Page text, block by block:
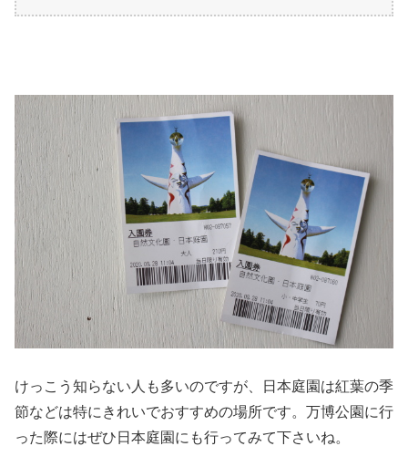
けっこう知らない人も多いのですが、日本庭園は紅葉の季
節などは特にきれいでおすすめの場所です。万博公園に行
った際にはぜひ日本庭園にも行ってみて下さいね。